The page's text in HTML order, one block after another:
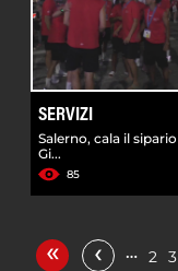
SERVIZI
Salerno, cala il
Gi...
85
« ‹ … 2 3